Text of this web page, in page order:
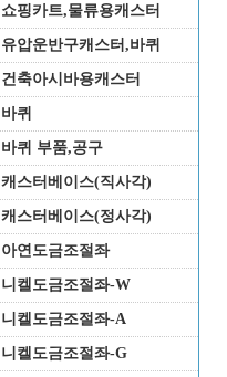
쇼핑카트,물류용캐스터
유압운반구캐스터,바퀴
건축아시바용캐스터
바퀴
바퀴 부품,공구
캐스터베이스(직사각)
캐스터베이스(정사각)
아연도금조절좌
니켈도금조절좌-W
니켈도금조절좌-A
니켈도금조절좌-G